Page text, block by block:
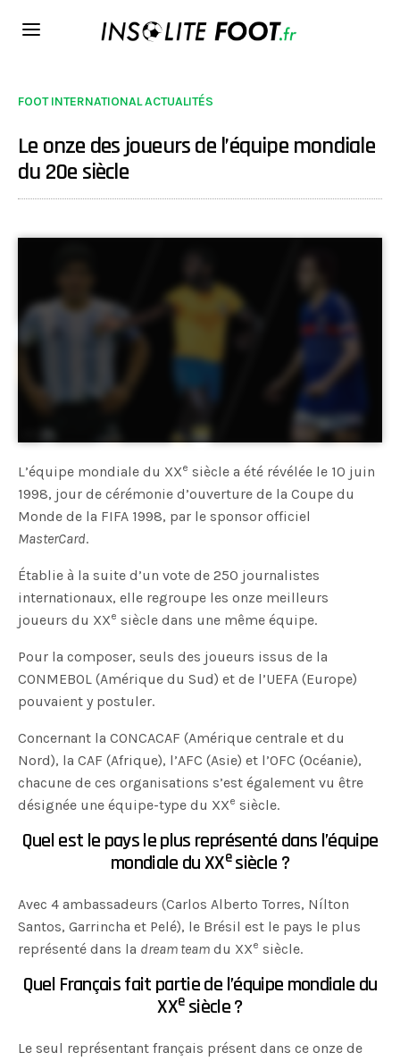
FOOT INTERNATIONAL ACTUALITÉS
Le onze des joueurs de l’équipe mondiale
du 20e siècle
L’équipe mondiale du XXe siècle a été révélée le 10 juin
1998, jour de cérémonie d’ouverture de la Coupe du
Monde de la FIFA 1998, par le sponsor officiel
MasterCard.
Établie à la suite d’un vote de 250 journalistes
internationaux, elle regroupe les onze meilleurs
joueurs du XXe siècle dans une même équipe.
Pour la composer, seuls des joueurs issus de la
CONMEBOL (Amérique du Sud) et de l’UEFA (Europe)
pouvaient y postuler.
Concernant la CONCACAF (Amérique centrale et du
Nord), la CAF (Afrique), l’AFC (Asie) et l’OFC (Océanie),
chacune de ces organisations s’est également vu être
désignée une équipe-type du XXe siècle.
Quel est le pays le plus représenté dans l’équipe
mondiale du XXesiècle ?
Avec 4 ambassadeurs (Carlos Alberto Torres, Nílton
Santos, Garrincha et Pelé), le Brésil est le pays le plus
représenté dans la dream team du XXe siècle.
Quel Français fait partie de l’équipe mondiale du
XXesiècle ?
Le seul représentant français présent dans ce onze de